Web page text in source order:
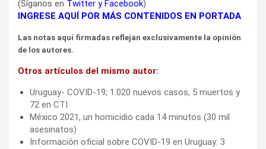
(Síganos en Twitter y Facebook)
INGRESE AQUÍ POR MÁS CONTENIDOS EN PORTADA
Las notas aquí firmadas reflejan exclusivamente la opinión
de los autores.
Otros artículos del mismo autor:
Uruguay- COVID-19; 1.020 nuevos casos, 5 muertos y
72 en CTI
México 2021, un homicidio cada 14 minutos (30 mil
asesinatos)
Información oficial sobre COVID-19 en Uruguay: 3